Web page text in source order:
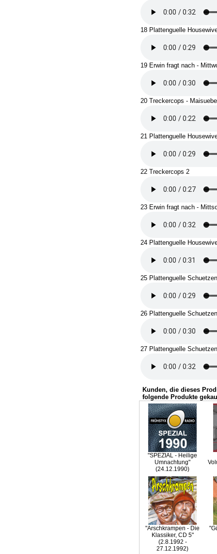
18 Plattenguelle
19 Erwin fragt nach -
20 Treckercops -
21 Plattenguelle
22 Treckercops 2
23 Erwin fragt nach -
24 Plattenguelle
25 Plattenguelle
26 Plattenguelle
27 Plattenguelle
Kunden, die dieses
folgende Produkte
"SPEZIAL - Heilige
Umnachtung"
(24.12.1990)
"Arschkrampen - Die
Klassiker, CD 5"
(2.8.1992 -
27.12.1992)